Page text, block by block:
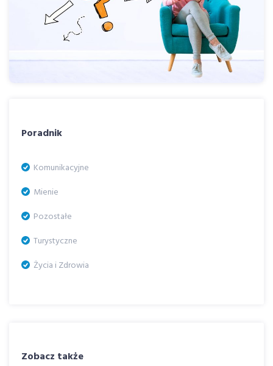
Poradnik
Komunikacyjne
Mienie
Pozostałe
Turystyczne
Życia i Zdrowia
Zobacz także